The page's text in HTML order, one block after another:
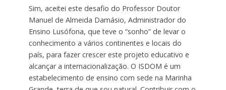
Sim, aceitei este desafio do Professor Doutor
Manuel de Almeida Damásio, Administrador do
Ensino Lusófona, que teve o “sonho” de levar o
conhecimento a vários continentes e locais do
país, para fazer crescer este projeto educativo e
alcançar a internacionalização. O ISDOM é um
estabelecimento de ensino com sede na Marinha